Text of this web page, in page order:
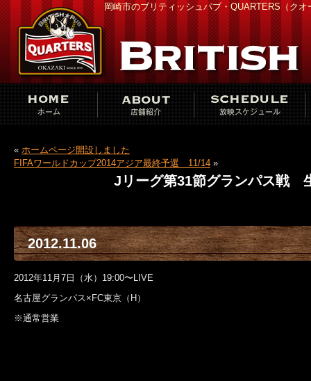
岡崎市のブリティッシュパブ・QUARTERS（クオ
« ホームページ開設しました
FIFAワールドカップ2014アジア最終予選 11/14 »
Jリーグ第31節グランパス戦
2012.11.06
2012年11月7日（水）19:00〜LIVE
名古屋グランパス×FC東京（H）
※通常営業